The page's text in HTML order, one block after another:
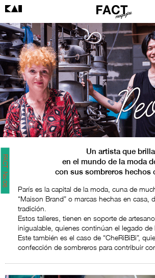
FACT No.06
Un artista que brilla
en el mundo de la moda
con sus sombreros hechos
París es la capital de la moda, cuna de
“Maison Brand” o marcas hechas en casa,
tradición.
Estos talleres, tienen en soporte de
inigualable, quienes continúan el legado de
Este también es el caso de “CheRiBiBi”,
confección de sombreros para contribuir